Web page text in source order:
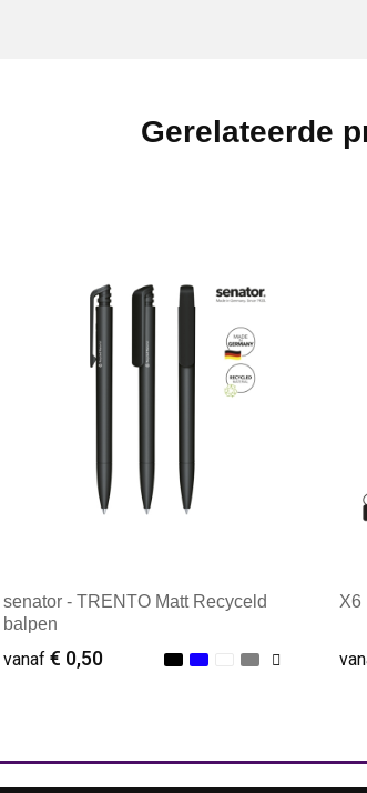
Gerelateerde
senator - TRENTO Matt Recyceld
balpen
vanaf€ 0,50
X6